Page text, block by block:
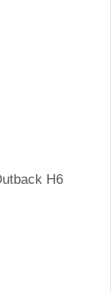
H6